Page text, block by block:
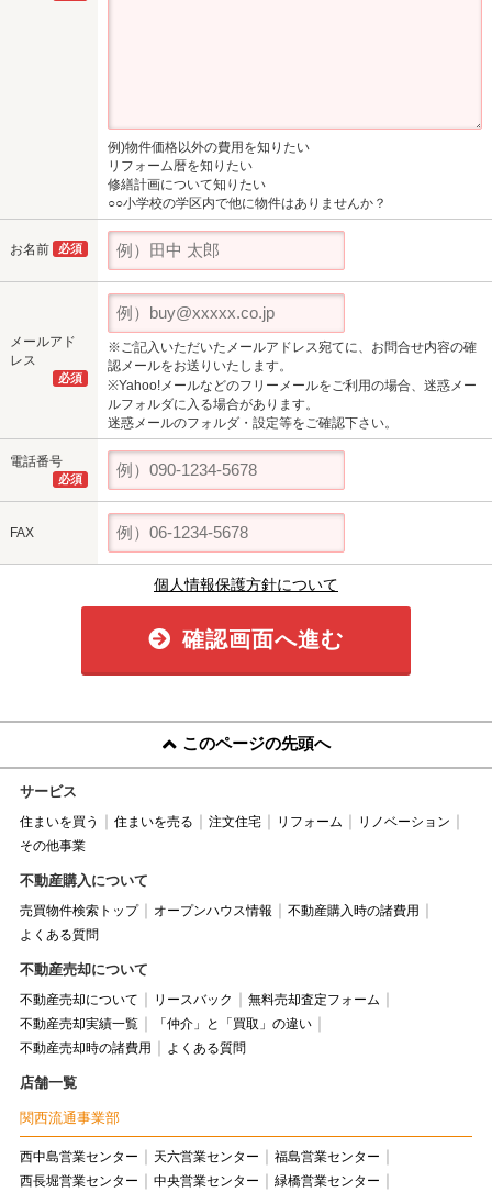
例)物件価格以外の費用を知りたい
リフォーム暦を知りたい
修繕計画について知りたい
○○小学校の学区内で他に物件はありませんか？
お名前 必須
メールアド
レス
必須
※ご記入いただいたメールアドレス宛てに、お問合せ内容の確
認メールをお送りいたします。
※Yahoo!メールなどのフリーメールをご利用の場合、迷惑メー
ルフォルダに入る場合があります。
迷惑メールのフォルダ・設定等をご確認下さい。
電話番号
必須
FAX
個人情報保護方針について
確認画面へ進む
このページの先頭へ
サービス
住まいを買う 住まいを売る 注文住宅 リフォーム
リノベーション
その他事業
不動産購入について
売買物件検索トップ オープンハウス情報
不動産購入時の諸費用
よくある質問
不動産売却について
不動産売却について リースバック
無料売却査定フォーム
不動産売却実績一覧
「仲介」と「買取」の違い
不動産売却時の諸費用
よくある質問
店舗一覧
関西流通事業部
西中島営業センター 天六営業センター
福島営業センター
西長堀営業センター
中央営業センター
緑橋営業センター